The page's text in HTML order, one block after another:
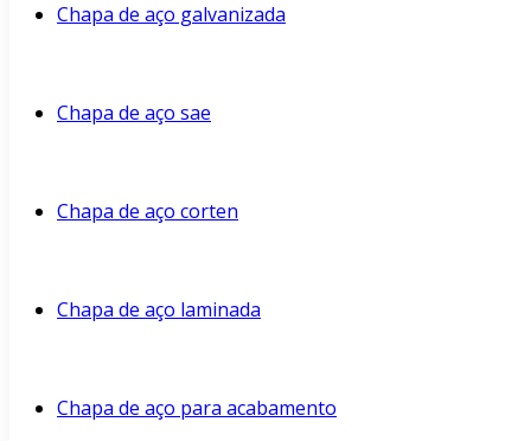
Chapa de aço galvanizada
Chapa de aço sae
Chapa de aço corten
Chapa de aço laminada
Chapa de aço para acabamento